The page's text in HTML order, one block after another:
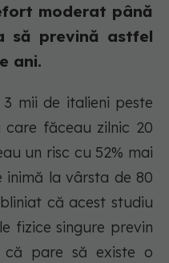
moderat până
să prevină astfel
ani.
mii de italieni peste
făceau zilnic 20
un risc cu 52% mai
la vârsta de 80
că acest studiu
fizice singure previn
pare să existe o